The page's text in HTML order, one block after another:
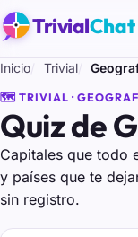
TrivialChat
Inicio Trivial
🗺️ TRIVIAL ·
Quiz de
Capitales que todo
y países que te
sin registro.